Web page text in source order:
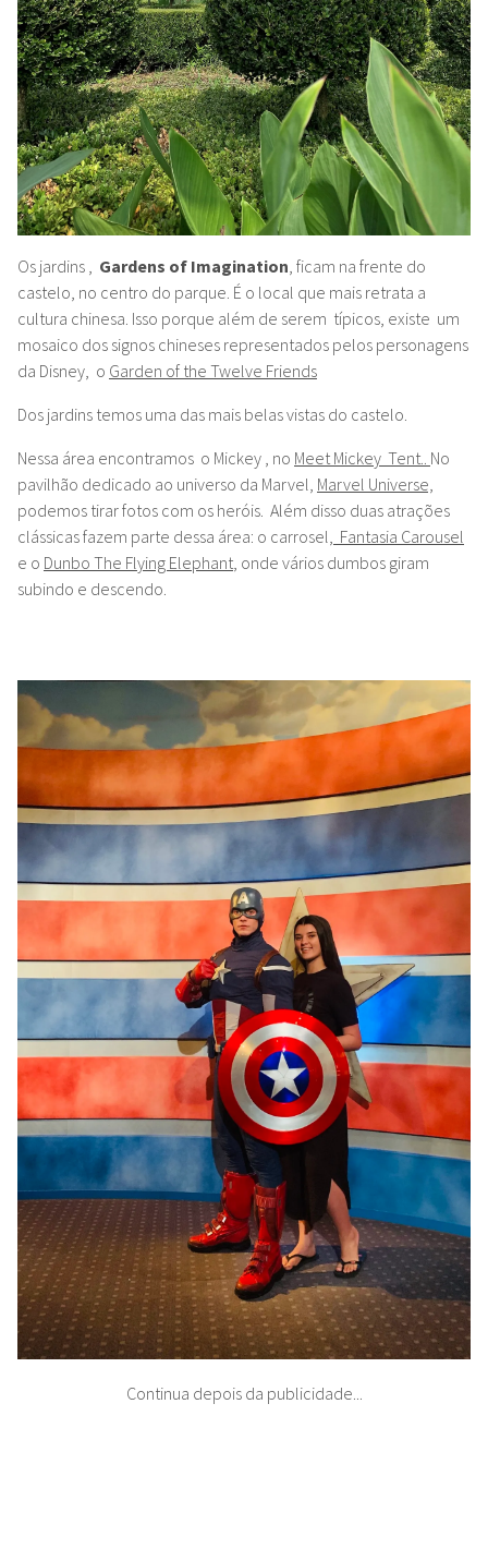
Os jardins , Gardens of Imagination, ficam na frente do
castelo, no centro do parque. É o local que mais retrata a
cultura chinesa. Isso porque além de serem típicos, existe um
mosaico dos signos chineses representados pelos personagens
da Disney, o Garden of the Twelve Friends
Dos jardins temos uma das mais belas vistas do castelo.
Nessa área encontramos o Mickey , no Meet Mickey Tent.. No
pavilhão dedicado ao universo da Marvel, Marvel Universe,
podemos tirar fotos com os heróis. Além disso duas atrações
clássicas fazem parte dessa área: o carrosel, Fantasia Carousel
e o Dunbo The Flying Elephant, onde vários dumbos giram
subindo e descendo.
Continua depois da publicidade...